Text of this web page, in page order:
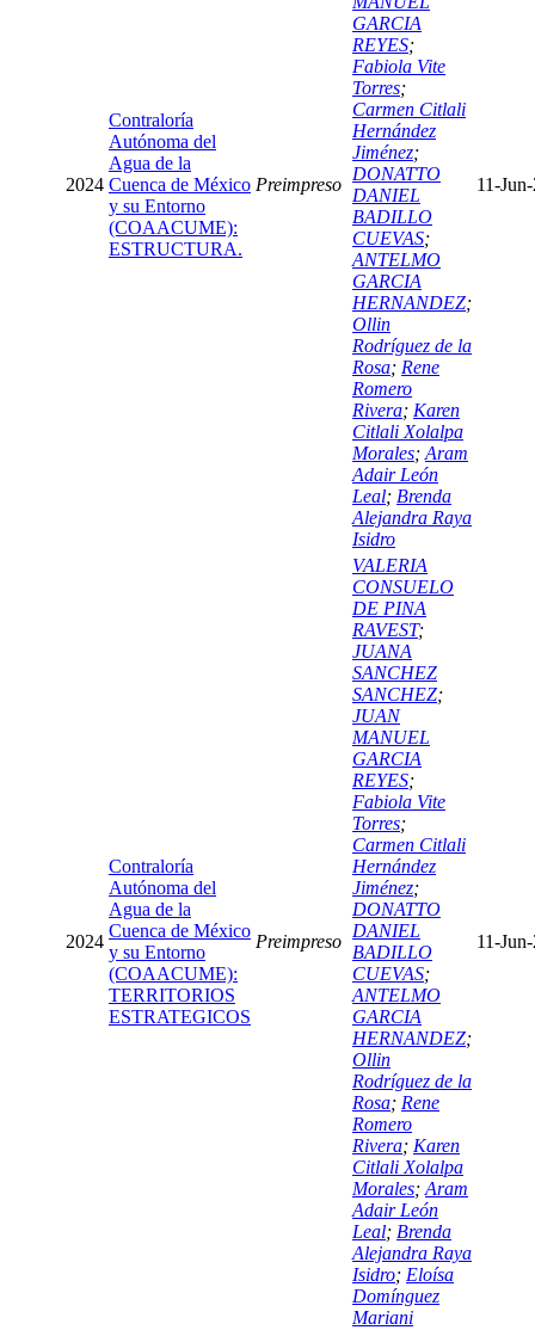
2024
Contraloría
Autónoma del
Agua de la
Cuenca de México
y su Entorno
(COAACUME):
ESTRUCTURA.
Preimpreso
GARCIA
REYES;
Fabiola Vite
Torres;
Carmen Citlali
Hernández
Jiménez;
DONATTO
DANIEL
BADILLO
CUEVAS;
ANTELMO
GARCIA
HERNANDEZ;
Ollin
Rodríguez de la
Rosa; Rene
Romero
Rivera; Karen
Citlali Xolalpa
Morales;Aram
Adair León
Leal; Brenda
Alejandra Raya
Isidro
11-
2024
Contraloría
Autónoma del
Agua de la
Cuenca de México
y su Entorno
(COAACUME):
TERRITORIOS
ESTRATEGICOS
Preimpreso
VALERIA
CONSUELO
DE PINA
RAVEST;
JUANA
SANCHEZ
SANCHEZ;
JUAN
MANUEL
GARCIA
REYES;
Fabiola Vite
Torres;
Carmen Citlali
Hernández
Jiménez;
DONATTO
DANIEL
BADILLO
CUEVAS;
ANTELMO
GARCIA
HERNANDEZ;
Ollin
Rodríguez de la
Rosa; Rene
Romero
Rivera; Karen
Citlali Xolalpa
Morales;Aram
Adair León
Leal; Brenda
Alejandra Raya
Isidro; Eloísa
Domínguez
Mariani
11-